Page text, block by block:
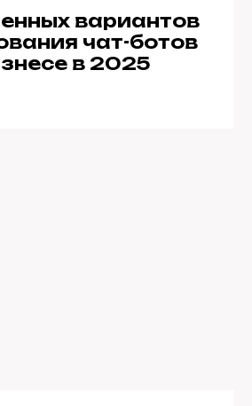
вариантов
чат-ботов
в 2025